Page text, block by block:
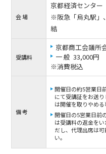
会 場
京都経済センター
※阪急「烏丸駅」
結
受講料
京都商工会議所
一 般 33,000円
※消費税込
備 考
開催日の約5営業日
にて受講証をお送
は開催を取りやめる
開催日の5営業日前
は受講料の返金を
だし、代理出席は
い。